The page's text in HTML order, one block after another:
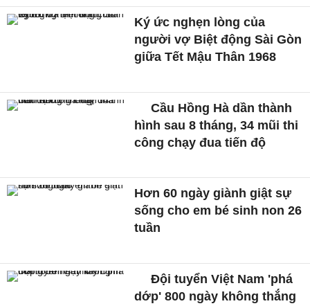
Ký ức nghẹn lòng của
người vợ Biệt động Sài Gòn
giữa Tết Mậu Thân 1968
Cầu Hồng Hà dần thành
hình sau 8 tháng, 34 mũi thi
công chạy đua tiến độ
Hơn 60 ngày giành giật sự
sống cho em bé sinh non 26
tuần
Đội tuyển Việt Nam 'phá
dớp' 800 ngày không thắng